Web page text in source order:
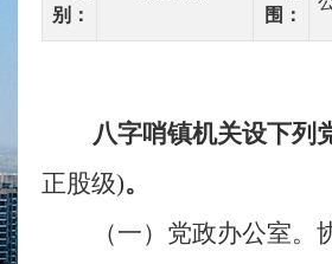
别：
围：
八字哨镇机关设下列
正股级)。
（一） 党政办公室。